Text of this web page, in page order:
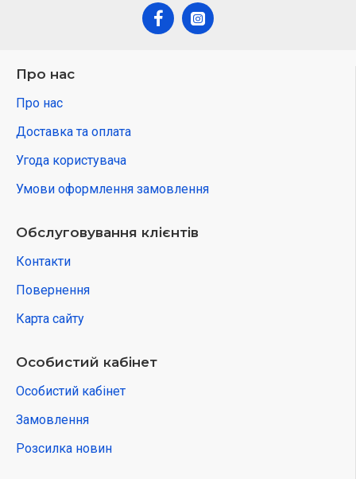
Про нас
Про нас
Доставка та оплата
Угода користувача
Умови оформлення замовлення
Обслуговування клієнтів
Контакти
Повернення
Карта сайту
Особистий кабінет
Особистий кабінет
Замовлення
Розсилка новин